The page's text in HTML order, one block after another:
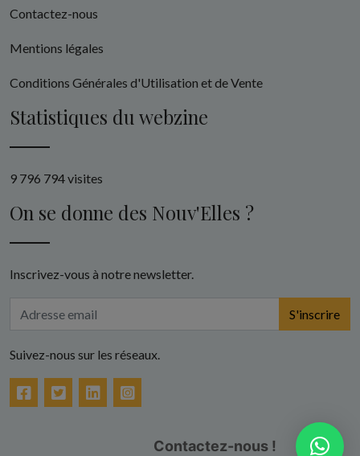
Contactez-nous
Mentions légales
Conditions Générales d'Utilisation et de Vente
Statistiques du webzine
9 796 794 visites
On se donne des Nouv'Elles ?
Inscrivez-vous à notre newsletter.
S'inscrire
Suivez-nous sur les réseaux.
FacebookTwitterLinkedIn
Contactez-nous !